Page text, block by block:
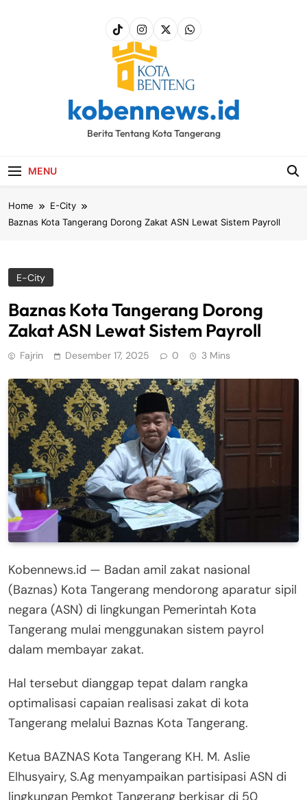
kobennews.id
Berita Tentang Kota Tangerang
MENU
Home
E-City
Baznas Kota Tangerang Dorong Zakat ASN Lewat Sistem Payroll
E-City
Baznas Kota Tangerang Dorong
Zakat ASN Lewat Sistem Payroll
Fajrin Desember 17, 2025 0 3 Mins
Kobennews.id — Badan amil zakat nasional
(Baznas) Kota Tangerang mendorong aparatur sipil
negara (ASN) di lingkungan Pemerintah Kota
Tangerang mulai menggunakan sistem payrol
dalam membayar zakat.
Hal tersebut dianggap tepat dalam rangka
optimalisasi capaian realisasi zakat di kota
Tangerang melalui Baznas Kota Tangerang.
Ketua BAZNAS Kota Tangerang KH. M. Aslie
Elhusyairy, S.Ag menyampaikan partisipasi ASN di